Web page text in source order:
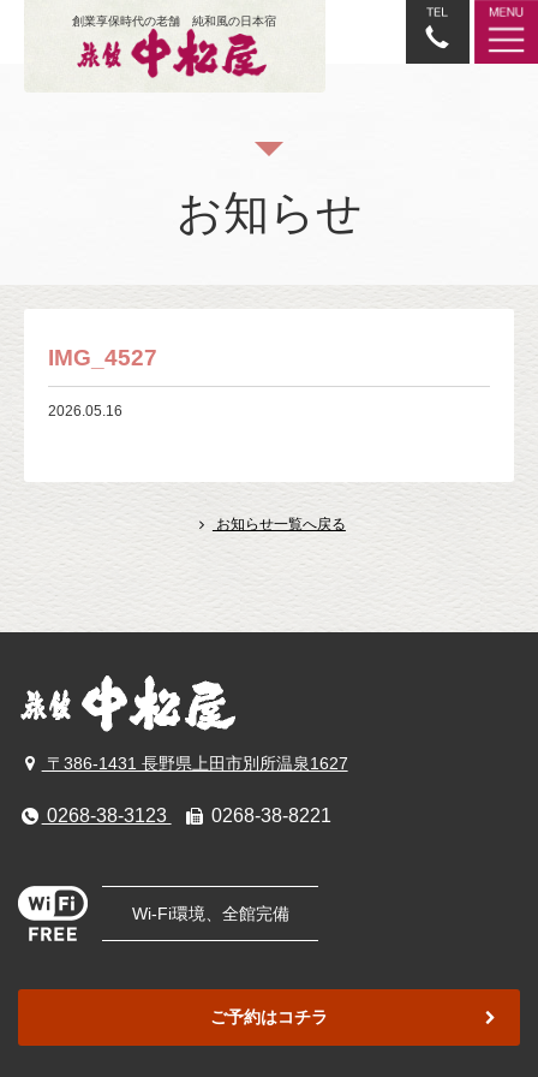
創業享保時代の老舗 純和風の日本宿
お知らせ
IMG_4527
2026.05.16
お知らせ一覧へ戻る
〒386-1431 長野県上田市別所温泉1627
0268-38-3123 0268-38-8221
Wi-Fi環境、全館完備
ご予約はコチラ